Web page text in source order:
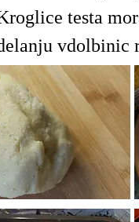
testa
vdolbinic